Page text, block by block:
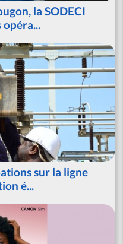
la SODECI
sur la ligne
é...